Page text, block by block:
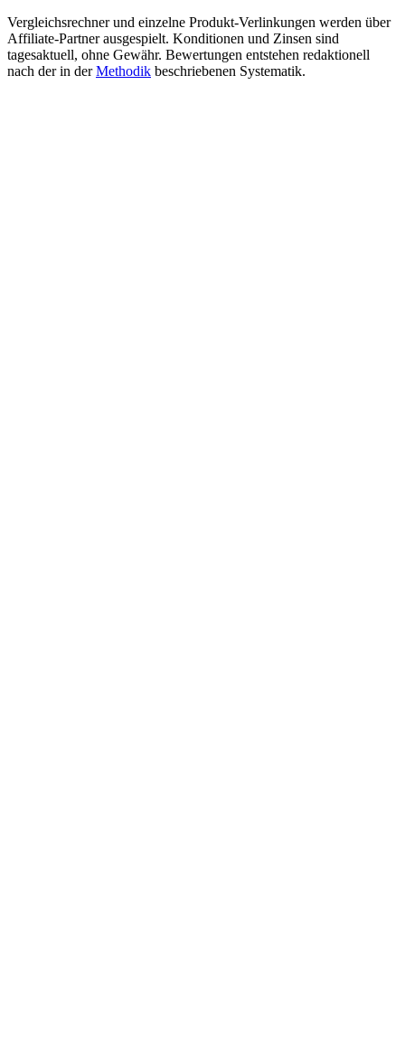
Vergleichsrechner und einzelne Produkt-Verlinkungen werden über
Affiliate-Partner ausgespielt. Konditionen und Zinsen sind
tagesaktuell, ohne Gewähr. Bewertungen entstehen redaktionell
nach der in derMethodik beschriebenen Systematik.